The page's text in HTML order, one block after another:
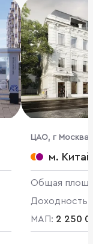
ЦАО, г Москва,
м.
Общая
Доходность:
МАП: 2 250